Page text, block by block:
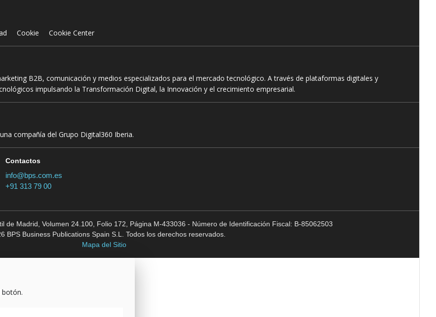
Cookie Cookie Center
B2B, comunicación y medios especializados para el mercado tecnológico. A través de plataformas digitales y
impulsando la Transformación Digital, la Innovación y el crecimiento empresarial.
compañía del Grupo Digital360 Iberia.
Contactos
info@bps.com.es
+91 313 79 00
de Madrid, Volumen 24.100, Folio 172, Página M-433036 - Número de Identificación Fiscal: B-85062503
BPS Business Publications Spain S.L. Todos los derechos reservados.
Mapa del Sitio
botón.